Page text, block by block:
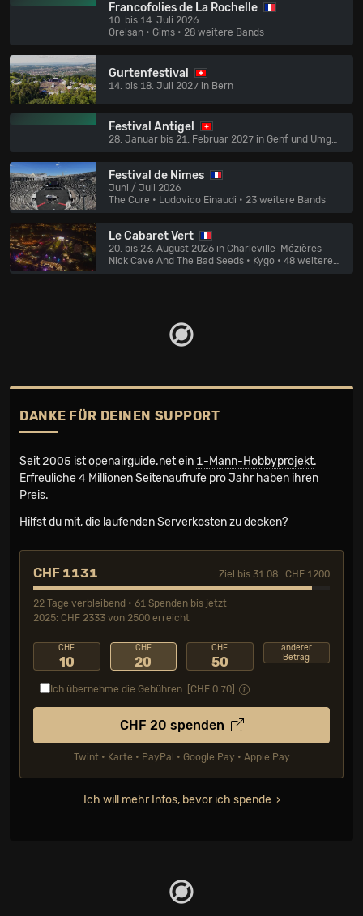
Francofolies de La Rochelle
10. bis 14. Juli 2026
Orelsan • Gims • 28 weitere Bands
Gurtenfestival
14. bis 18. Juli 2027 in Bern
Festival Antigel
Festival de Nimes
Juni / Juli 2026
The Cure • Ludovico Einaudi • 23 weitere Bands
Le Cabaret Vert
20. bis 23. August 2026 in Charleville-Mézières
Nick Cave And The Bad Seeds • Kygo • 48 weitere Bands
DANKE FÜR DEINEN SUPPORT
Seit 2005 ist openairguide.net ein 1-Mann-Hobbyprojekt.
Erfreuliche 4 Millionen Seiten­aufrufe pro Jahr haben ihren
Preis.
Hilfst du mit, die laufenden Serverkosten zu decken?
CHF 1131 Ziel bis 31.08.: CHF 1200
22 Tage verbleibend • 61 Spenden bis jetzt
2025: CHF 2333 von 2500 erreicht
CHF
10
CHF
20
CHF
50
anderer
Betrag
Ich übernehme die Gebühren. [CHF 0.70]
CHF 20 spenden
Twint • Karte • PayPal • Google Pay • Apple Pay
Ich will mehr Infos, bevor ich spende